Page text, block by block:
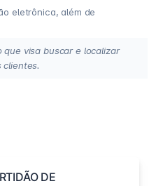
eletrônica, além de
que visa buscar e localizar
clientes.
DE